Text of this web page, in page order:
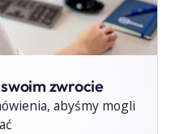
zwrocie
abyśmy mogli